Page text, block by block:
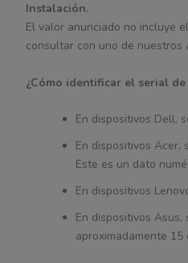
Instalación.
El valor anunciado no incluye
consultar con uno de
¿Cómo identificar el serial de
En dispositivos Dell,
En dispositivos Acer,
Este es un dato
En dispositivos
En dispositivos
aproximadamente 15